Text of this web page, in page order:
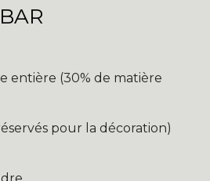
entière (30% de matière
pour la décoration)